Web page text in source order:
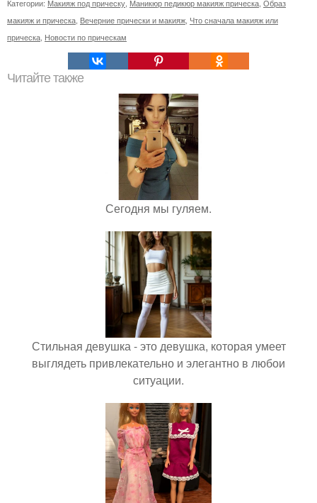
Категории: Макияж под прическу Маникюр педикюр макияж прическа Образ
макияж и прическа Вечерние прически и макияж Что сначала макияж или
прическа Новости по прическам
Читайте также
Сегодня мы гуляем.
Стильная девушка - это девушка, которая умеет
выглядеть привлекательно и элегантно в любои
ситуации.